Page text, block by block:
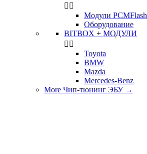
 
Модули PCMFlash
Оборудование
BITBOX + МОДУЛИ
 
Toyota
BMW
Mazda
Mercedes-Benz
More Чип-тюнинг ЭБУ →